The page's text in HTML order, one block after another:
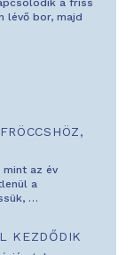
a friss
lévő bor, majd
mint az év
a
…
KEZDŐDIK